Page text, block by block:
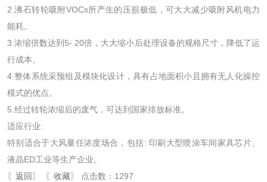
2.沸石转轮吸附VOCs所产生的压损极低，可大大减少吸附风机电力
能耗。
3.浓缩倍数达到5- 20倍，大大缩小后处理设备的规格尺寸，降低了运
行成本。
4.整体系统采预组及模块化设计，具有占地面积小且拥有无人化操控
模式的优点。
5.经过转轮浓缩后的废气，可达到国家排放标准。
适应行业:
特别适合于大风量任浓度场合，包括: 印刷大型喷涂车间家具芯片、
液晶ED工业等生产企业。
〖 返回〗 〖 收藏〗 点击数：1297